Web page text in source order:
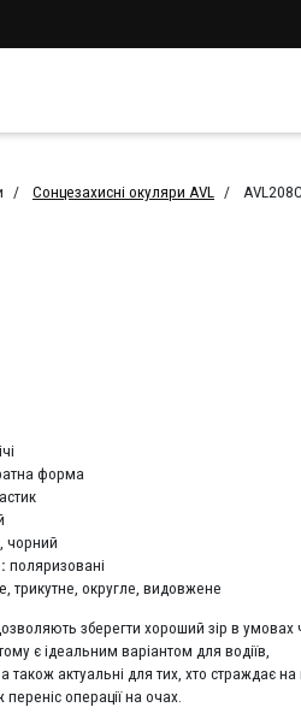
Сонцезахисні окуляри AVL
форма
чорний
поляризовані
трикутне, округле, видовжене
зберегти хороший зір в умовах
є ідеальним варіантом для водіїв,
також актуальні для тих, хто страждає
переніс операції на очах.